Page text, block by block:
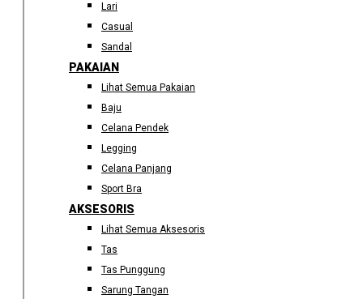
Lari
Casual
Sandal
PAKAIAN
Lihat Semua Pakaian
Baju
Celana Pendek
Legging
Celana Panjang
Sport Bra
AKSESORIS
Lihat Semua Aksesoris
Tas
Tas Punggung
Sarung Tangan